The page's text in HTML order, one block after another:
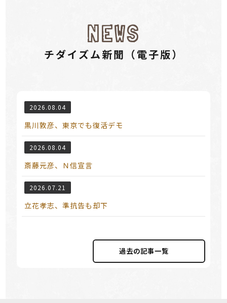
NEWS
チダイズム新聞（電⼦版）
2026.08.04
黒川敦彦、東京でも復活デモ
2026.08.04
斎藤元彦、Ｎ信宣言
2026.07.21
立花孝志、準抗告も却下
過去の記事⼀覧